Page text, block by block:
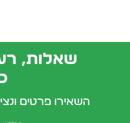
שאלות,
השאירו פרטים